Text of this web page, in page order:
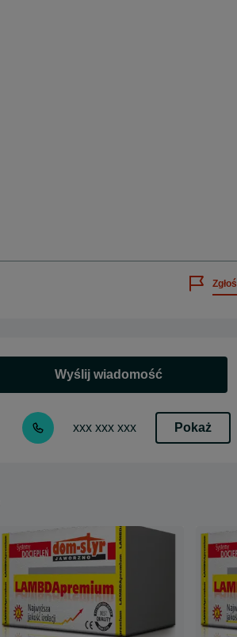
Zgłoś
Wyślij wiadomość
xxx xxx xxx Pokaż